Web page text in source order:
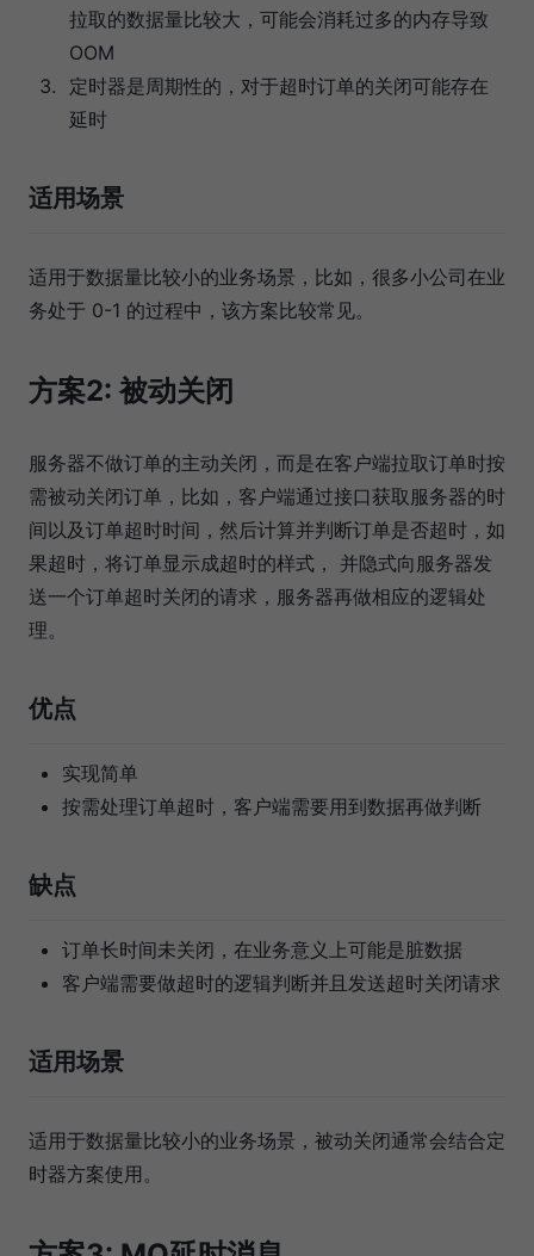
拉取的数据量比较大，可能会消耗过多的内存导致
OOM
定时器是周期性的，对于超时订单的关闭可能存在
延时
适用场景
适用于数据量比较小的业务场景，比如，很多小公司在业
务处于 0-1 的过程中，该方案比较常见。
方案2: 被动关闭
服务器不做订单的主动关闭，而是在客户端拉取订单时按
需被动关闭订单，比如，客户端通过接口获取服务器的时
间以及订单超时时间，然后计算并判断订单是否超时，如
果超时，将订单显示成超时的样式， 并隐式向服务器发
送一个订单超时关闭的请求，服务器再做相应的逻辑处
理。
优点
实现简单
按需处理订单超时，客户端需要用到数据再做判断
缺点
订单长时间未关闭，在业务意义上可能是脏数据
客户端需要做超时的逻辑判断并且发送超时关闭请求
适用场景
适用于数据量比较小的业务场景，被动关闭通常会结合定
时器方案使用。